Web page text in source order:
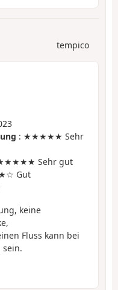
tempico
: ★★★★★ Sehr
Sehr gut
Gut
keine
Fluss kann bei
sein.